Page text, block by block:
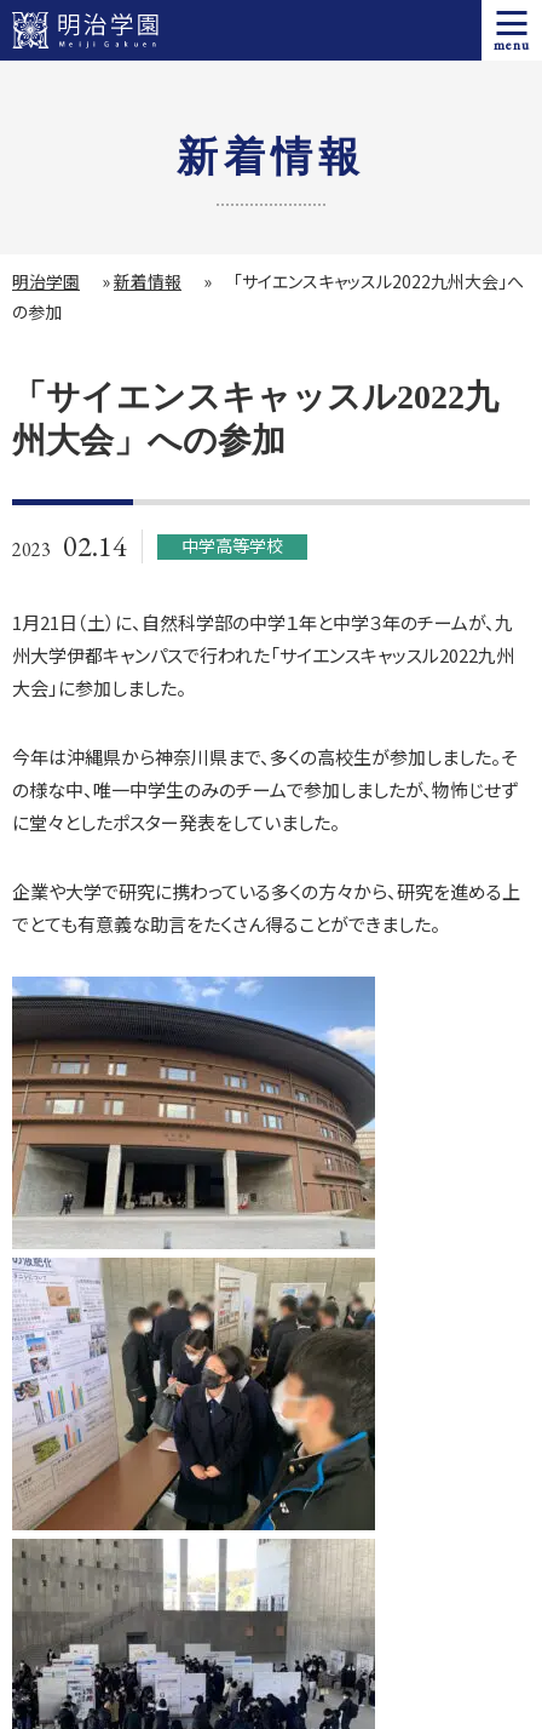
menu
新着情報
明治学園 »新着情報 »
「サイエンスキャッスル2022九州大会」へ
の参加
「サイエンスキャッスル2022九
州大会」への参加
2023 02.14 中学高等学校
1月21日（土）に、自然科学部の中学１年と中学３年のチームが、九
州大学伊都キャンパスで行われた「サイエンスキャッスル2022九州
大会」に参加しました。
今年は沖縄県から神奈川県まで、多くの高校生が参加しました。そ
の様な中、唯一中学生のみのチームで参加しましたが、物怖じせず
に堂々としたポスター発表をしていました。
企業や大学で研究に携わっている多くの方々から、研究を進める上
でとても有意義な助言をたくさん得ることができました。